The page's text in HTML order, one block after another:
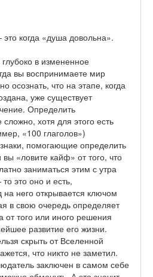
когда «душа довольна».
в измененное
вы воспринимаете мир
осознать, что на этапе, когда
уже существует
Определить
хотя для этого есть
«100 глаголов»)
помогающие определить
«ловите кайф» от того, что
заниматься этим с утра
это оно и есть,
него открывается ключом
в свою очередь определяет
от того или иного решения
развитие его жизни.
скрыть от Вселенной
что никто не заметил.
заключен в самом себе